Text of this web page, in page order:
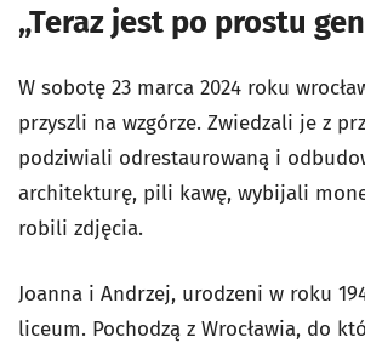
„Teraz jest po prostu
W sobotę 23 marca 2024 roku
przyszli na wzgórze. Zwiedzali je z
podziwiali odrestaurowaną i
architekturę, pili kawę, wybijali
robili zdjęcia.
Joanna i Andrzej, urodzeni w roku
liceum. Pochodzą z Wrocławia, do